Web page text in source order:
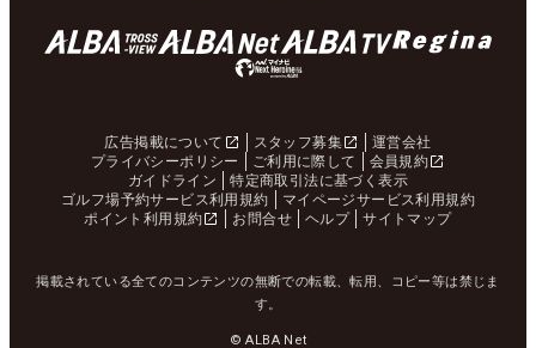
広告掲載について スタッフ募集
運営会社
プライバシーポリシー
ご利用に際して
会員規約
ガイドライン
特定商取引法に基づく表示
ゴルフ場予約サービス利用規約
マイページサービス利用規約
ポイント利用規約
お問合せ ヘルプ サイトマップ
掲載されている全てのコンテンツの無断での転載、転用、コピー等は禁じま
す。
© ALBA Net